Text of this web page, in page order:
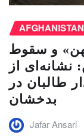
و سقوط
نشانه‌ای از
طالبان در
بدخشان
Jafar Ansari